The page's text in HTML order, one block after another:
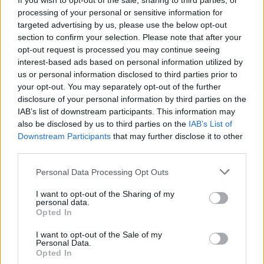
processing of your personal or sensitive information for
targeted advertising by us, please use the below opt-out
section to confirm your selection. Please note that after your
opt-out request is processed you may continue seeing
interest-based ads based on personal information utilized by
us or personal information disclosed to third parties prior to
your opt-out. You may separately opt-out of the further
disclosure of your personal information by third parties on the
IAB’s list of downstream participants. This information may
also be disclosed by us to third parties on the IAB’s List of
Downstream Participants that may further disclose it to other
Please note that this website/app uses one or more Google
not limited to your visit or usage behaviour. You may click to
grant or deny consent to Google and its third-party tags to
use your data for below specified purposes in below Google
consent section.
Personal Data Processing Opt Outs
I want to opt-out of the Sharing of my
personal data.
Opted In
I want to opt-out of the Sale of my
Personal Data.
Opted In
gov.gr και αποτελεί έναπροσωπικό
«γραμματοκιβώτιο» όπου οι πολίτες μπορούν να
αποθηκεύουν και να διαχειρίζονται έγγραφα που
εκδίδουν ή αιτούνται από διάφορες δημόσιες υπηρεσίες.